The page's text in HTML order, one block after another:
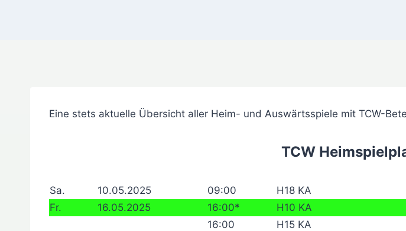
Eine stets aktuelle Übersicht aller Heim- und Auswärtsspiele mit TCW-
TCW
Sa. 10.05.2025 09:00 H18 KA
Fr.
16.05.2025 16:00* H10 KA
16:00
H15 KA